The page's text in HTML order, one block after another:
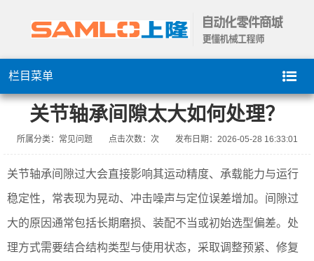
栏目菜单
关节轴承间隙太大如何处理？
所属分类：常见问题 点击次数： 次 发布日期：2026-05-28 16:33:01
关节轴承间隙过大会直接影响其运动精度、承载能力与运行
稳定性，常表现为晃动、冲击噪声与定位误差增加。间隙过
大的原因通常包括长期磨损、装配不当或初始选型偏差。处
理方式需要结合结构类型与使用状态，采取调整预紧、修复